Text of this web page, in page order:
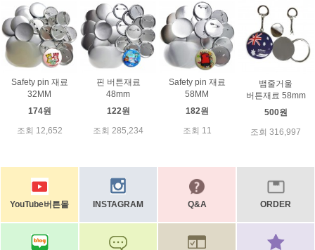
Safety pin 재료
32MM
174원
조회 12,652
핀 버튼재료
48mm
122원
조회 285,234
Safety pin 재료
58MM
182원
조회 11
뱀줄거울
버튼재료 58mm
500원
조회 316,997
YouTube버튼몰 INSTAGRAM Q&A ORDER